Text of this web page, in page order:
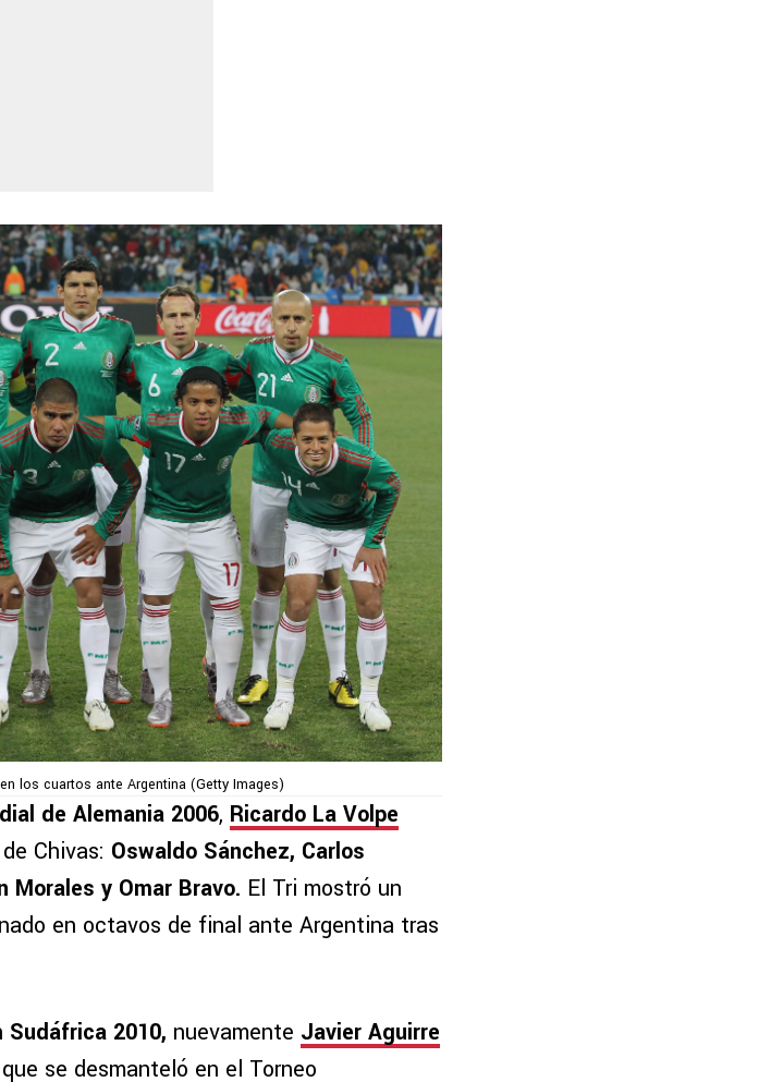
los cuartos ante Argentina (Getty Images)
de Alemania 2006, Ricardo La Volpe
Chivas: Oswaldo Sánchez, Carlos
Morales y Omar Bravo. El Tri mostró un
en octavos de final ante Argentina tras
Sudáfrica 2010, nuevamente Javier Aguirre
se desmanteló en el Torneo